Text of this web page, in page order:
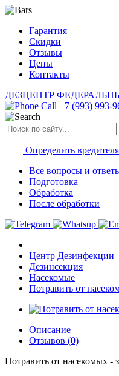
Гарантия
Скидки
Отзывы
Цены
Контакты
ДЕЗЦЕНТР
+7 (993) 993-
Определить вредителя
Все вопросы и
Подготовка
Обработка
После обработки
Центр Дезинфекции
Дезинсекция
Насекомые
Потравить от
Описание
Отзывов (0)
Потравить от насекомых -